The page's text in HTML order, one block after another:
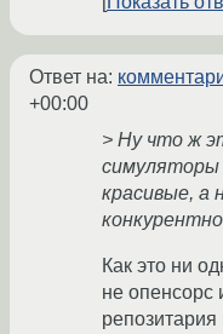
Ответ на:
+00:00
> Ну что ж
симуляторы
красивые, а
Как это ни
не опенсорс
репозитария